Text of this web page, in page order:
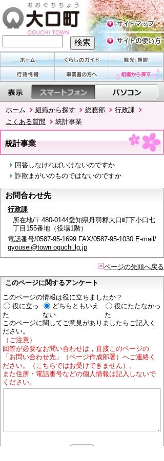
ホーム 組織から探す 総務部
行政課
よくある質問
統計事業
統計事業
回答しなければいけないのですか
詐欺まがいのものではないのですか
お問合わせ先
行政課
所在地/〒480-0144愛知県丹羽郡大口町下小口七
丁目155番地（役場1階）
電話番号/0587-95-1699 FAX/0587-95-1030 E-mail/
gyousei@town.oguchi.lg.jp
ページの先頭へ戻る
このページに関するアンケート
このページの情報は役に立ちましたか？
役に立っ
た
どちらともいえ
ない
役にたたなかっ
た
このページに関してご意見がありましたらご記入く
ださい。
（ご注意）
回答が必要なお問い合わせは，直接このページの
「お問い合わせ先」（ページ作成部署）へご連絡く
ださい。（こちらではお受けできません）。
また住所・電話番号などの個人情報は記入しないで
ください。